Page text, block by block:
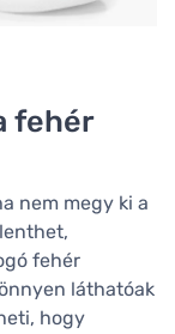
fehér
nem megy ki a
fehér
láthatóak
hogy